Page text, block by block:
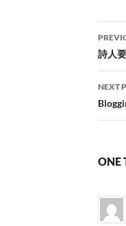
詩人
NEXT
ONE